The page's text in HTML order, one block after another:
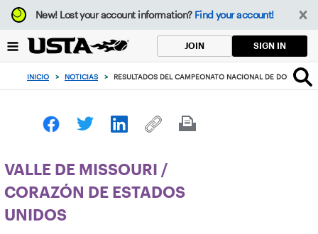
Enfoque
desde
botón
volver
principio
New!Lost your account information? Find your account!
JOIN SIGN IN
INICIO > NOTICIAS > RESULTADOS DEL CAMPEONATO NACIONAL DE DOBLES
VALLE DE MISSOURI
/
CORAZÓN DE ESTADOS
UNIDOS